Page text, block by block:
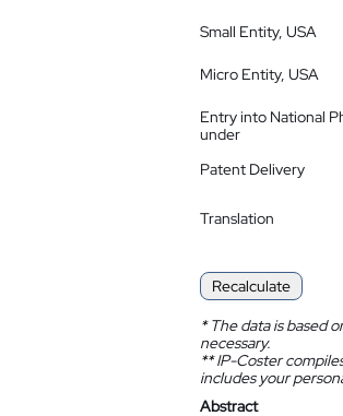
Small Entity, USA
Micro Entity, USA
Entry into National
under
Patent Delivery
Translation
Recalculate
*The data is based
necessary.
**IP-Coster
includes your
Abstract